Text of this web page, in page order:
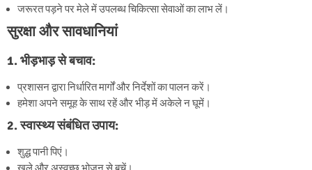
जरूरत पड़ने पर मेले में उपलब्ध चिकित्सा सेवाओं का लाभ लें।
सुरक्षा और सावधानियां
1. भीड़भाड़ से बचाव:
प्रशासन द्वारा निर्धारित मार्गों और निर्देशों का पालन करें।
हमेशा अपने समूह के साथ रहें और भीड़ में अकेले न घूमें।
2. स्वास्थ्य संबंधित उपाय:
शुद्ध पानी पिएं।